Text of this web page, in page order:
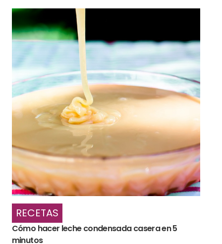
RECETAS
Cómo hacer leche condensada casera en 5
minutos